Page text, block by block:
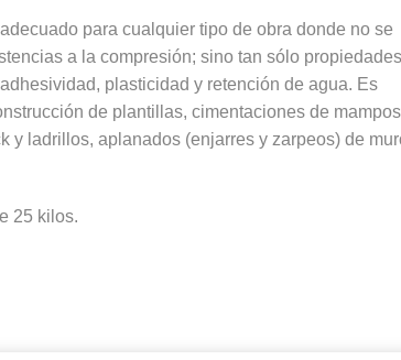
para cualquier tipo de obra donde no se
a la compresión; sino tan sólo propiedades
plasticidad y retención de agua. Es
de plantillas, cimentaciones de
y ladrillos, aplanados (enjarres y zarpeos) de
25 kilos.